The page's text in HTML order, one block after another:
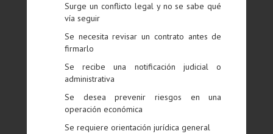
Surge un conflicto legal y no se sabe qué
vía seguir
Se necesita revisar un contrato antes de
firmarlo
Se recibe una notificación judicial o
administrativa
Se desea prevenir riesgos en una
operación económica
Se requiere orientación jurídica general